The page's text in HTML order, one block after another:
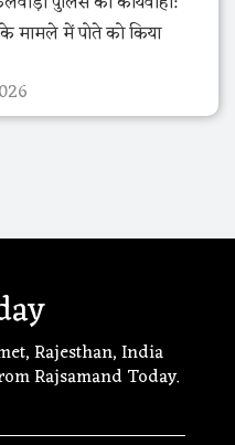
के मामले में पोते को किया
Rajesthan, India
Rajsamand Today.